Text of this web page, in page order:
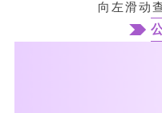
向左滑动